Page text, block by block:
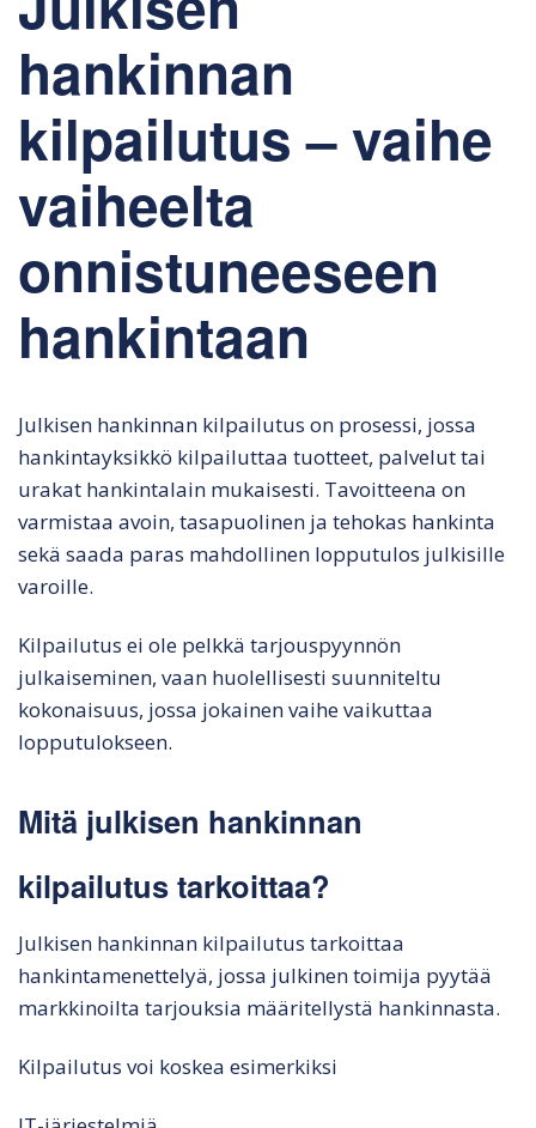
hankinnan
kilpailutus – vaihe
vaiheelta
onnistuneeseen
hankintaan
Julkisen hankinnan kilpailutus on prosessi, jossa
hankintayksikkö kilpailuttaa tuotteet, palvelut tai
urakat hankintalain mukaisesti. Tavoitteena on
varmistaa avoin, tasapuolinen ja tehokas hankinta
sekä saada paras mahdollinen lopputulos julkisille
varoille.
Kilpailutus ei ole pelkkä tarjouspyynnön
julkaiseminen, vaan huolellisesti suunniteltu
kokonaisuus, jossa jokainen vaihe vaikuttaa
lopputulokseen.
Mitä julkisen hankinnan
kilpailutus tarkoittaa?
Julkisen hankinnan kilpailutus tarkoittaa
hankintamenettelyä, jossa julkinen toimija pyytää
markkinoilta tarjouksia määritellystä hankinnasta.
Kilpailutus voi koskea esimerkiksi